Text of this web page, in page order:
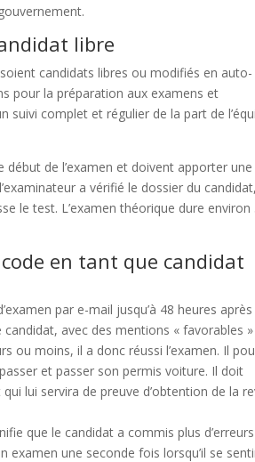
libre
candidats libres ou modifiés en auto-
pour la préparation aux examens et
suivi complet et régulier de la part de
de l’examen et doivent apporter une
a vérifié le dossier du
le test. L’examen théorique dure environ
en tant que candidat
par e-mail jusqu’à 48 heures après
avec des mentions « favorables
ou moins, il a donc réussi l’examen. Il
et passer son permis voiture. Il doit
lui servira de preuve d’obtention de la
que le candidat a commis plus
une seconde fois lorsqu’il se